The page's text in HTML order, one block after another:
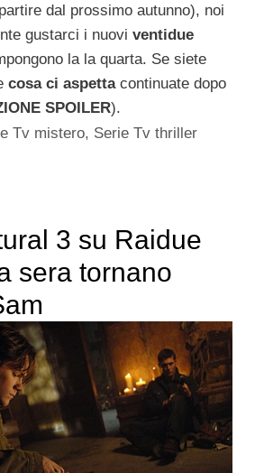
dal prossimo autunno), noi
gustarci i nuovi ventidue
la la quarta. Se siete
cosa ci aspettacontinuate dopo
SPOILER).
Tv mistero, Serie Tv thriller
3 su Raidue
sera tornano